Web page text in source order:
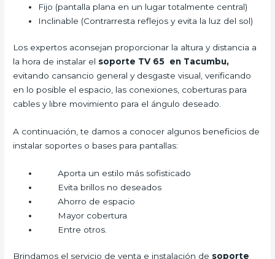
Fijo (pantalla plana en un lugar totalmente central)
Inclinable (Contrarresta reflejos y evita la luz del sol)
Los expertos aconsejan proporcionar la altura y distancia a
la hora de instalar el soporte TV 65 en Tacumbu,
evitando cansancio general y desgaste visual, verificando
en lo posible el espacio, las conexiones, coberturas para
cables y libre movimiento para el ángulo deseado.
A continuación, te damos a conocer algunos beneficios de
instalar soportes o bases para pantallas:
Aporta un estilo más sofisticado
Evita brillos no deseados
Ahorro de espacio
Mayor cobertura
Entre otros.
Brindamos el servicio de venta e instalación de soporte